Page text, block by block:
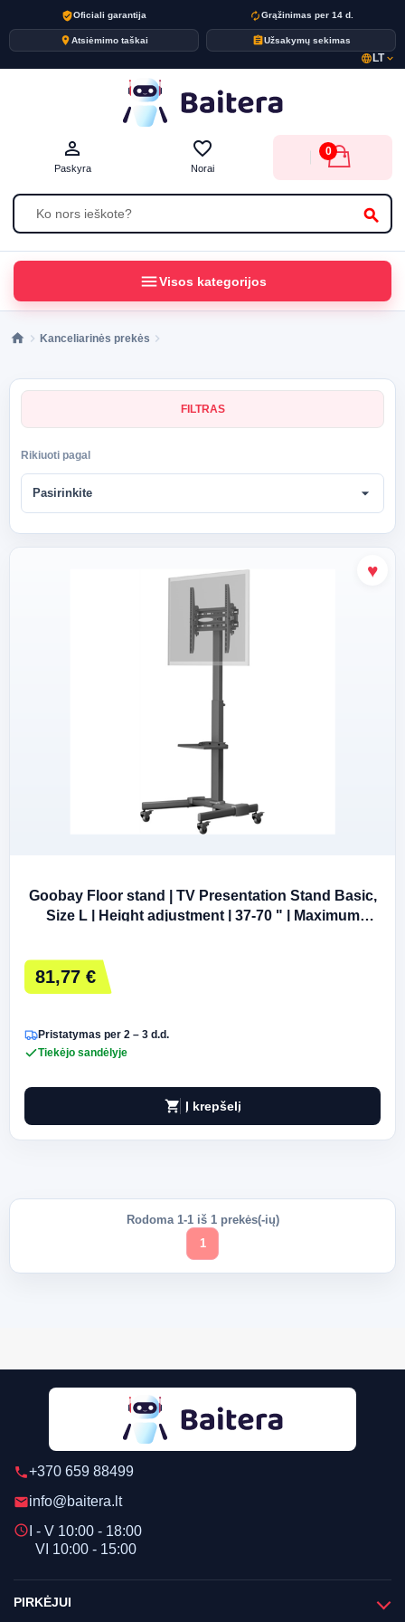
verified_userOficiali garantija autorenewGrąžinimas per 14 d.
placeAtsiėmimo taškai assignmentUžsakymų sekimas
language LTexpand_more
search
person_outline
Paskyra
favorite_border
Norai
0
menuVisos kategorijos
Kanceliarinės prekės
FILTRAS
Rikiuoti pagal
Pasirinkite arrow_drop_down
Goobay Floor stand | TV Presentation Stand Basic,
Size L | Height adjustment | 37-70 " | Maximum
81,77 €
Pristatymas per 2 – 3 d.d.
Tiekėjo sandėlyje
shopping_cart Į krepšelį
Rodoma 1-1 iš 1 prekės(-ių)
1
phone+370 659 88499
emailinfo@baitera.lt
schedule I - V 10:00 - 18:00
VI 10:00 - 15:00
PIRKĖJUI